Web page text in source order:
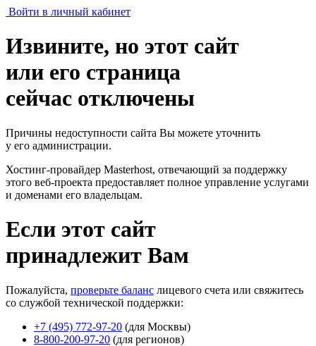
Войти в личный кабинет
Извините, но этот сайт
или его страница
сейчас отключены
Причины недоступности сайта Вы можете уточнить
у его администрации.
Хостинг-провайдер Masterhost, отвечающий за поддержку
этого веб-проекта предоставляет полное управление услугами
и доменами его владельцам.
Если этот сайт
принадлежит Вам
Пожалуйста, проверьте баланс лицевого счета или свяжитесь
со службой технической поддержки:
+7 (495) 772-97-20 (для Москвы)
8-800-200-97-20 (для регионов)